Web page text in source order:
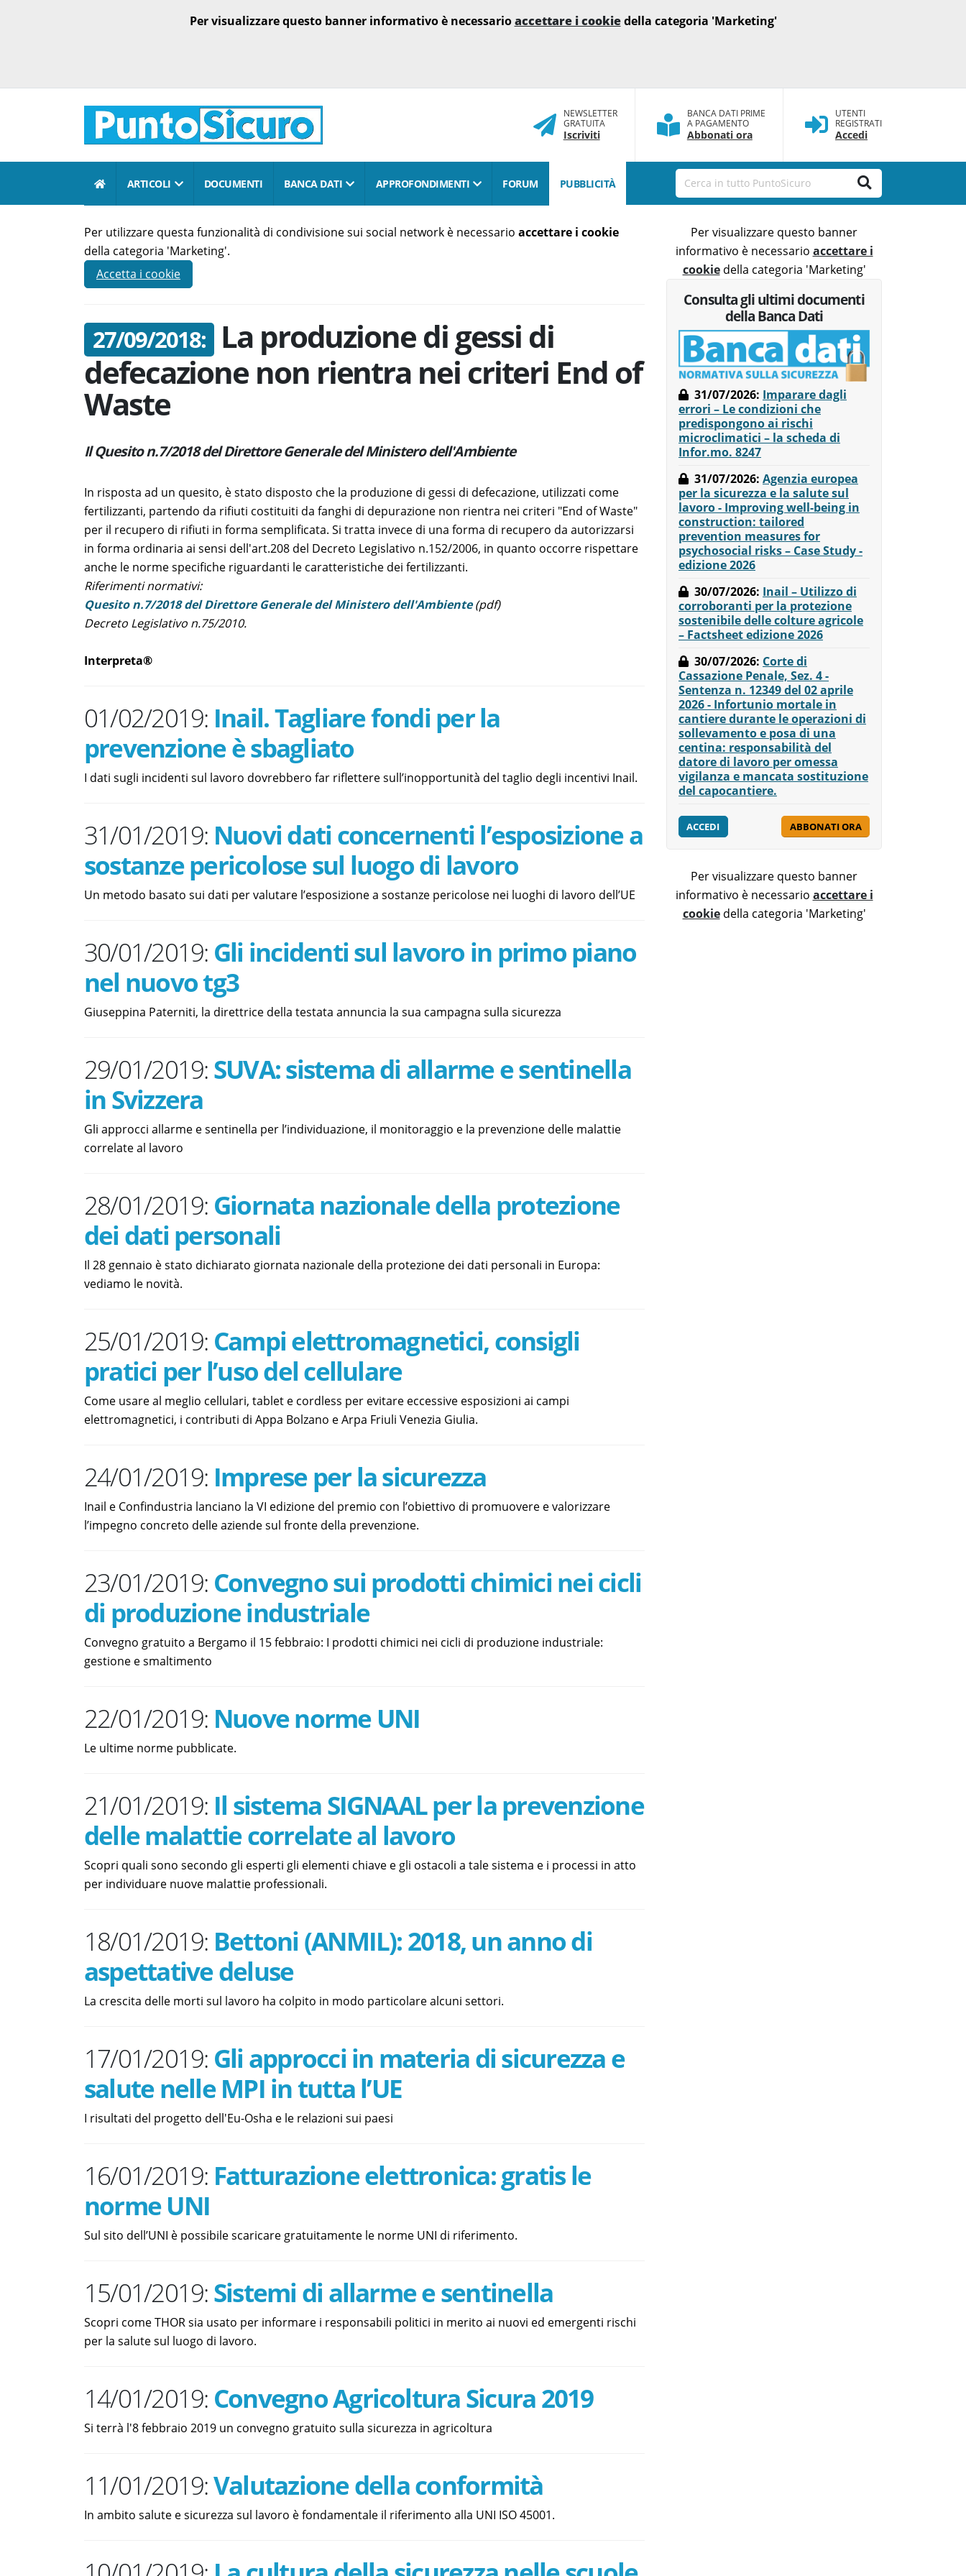
Per visualizzare questo banner informativo è necessarioaccettare i cookiedella categoria 'Marketing'
NEWSLETTER
GRATUITA
Iscriviti
BANCA DATI PRIME
A PAGAMENTO
Abbonati ora
UTENTI
REGISTRATI
Accedi
ARTICOLI DOCUMENTI BANCA DATI APPROFONDIMENTI FORUM PUBBLICITÀ
Per utilizzare questa funzionalità di condivisione sui social network è necessario accettare i cookie
della categoria 'Marketing'.
Accetta i cookie
27/09/2018: La produzione di gessi di
defecazione non rientra nei criteri End of
Waste
Il Quesito n.7/2018 del Direttore Generale del Ministero dell'Ambiente
In risposta ad un quesito, è stato disposto che la produzione di gessi di defecazione, utilizzati come
fertilizzanti, partendo da rifiuti costituiti da fanghi di depurazione non rientra nei criteri "End of Waste"
per il recupero di rifiuti in forma semplificata. Si tratta invece di una forma di recupero da autorizzarsi
in forma ordinaria ai sensi dell'art.208 del Decreto Legislativo n.152/2006, in quanto occorre rispettare
anche le norme specifiche riguardanti le caratteristiche dei fertilizzanti.
Riferimenti normativi:
Quesito n.7/2018 del Direttore Generale del Ministero dell'Ambiente(pdf)
Decreto Legislativo n.75/2010.
Interpreta®
01/02/2019: Inail. Tagliare fondi per la
prevenzione è sbagliato
I dati sugli incidenti sul lavoro dovrebbero far riflettere sull’inopportunità del taglio degli incentivi Inail.
31/01/2019: Nuovi dati concernenti l’esposizione a
sostanze pericolose sul luogo di lavoro
Un metodo basato sui dati per valutare l’esposizione a sostanze pericolose nei luoghi di lavoro dell’UE
30/01/2019: Gli incidenti sul lavoro in primo piano
nel nuovo tg3
Giuseppina Paterniti, la direttrice della testata annuncia la sua campagna sulla sicurezza
29/01/2019:SUVA: sistema di allarme e sentinella
in Svizzera
Gli approcci allarme e sentinella per l’individuazione, il monitoraggio e la prevenzione delle malattie
correlate al lavoro
28/01/2019: Giornata nazionale della protezione
dei dati personali
Il 28 gennaio è stato dichiarato giornata nazionale della protezione dei dati personali in Europa:
vediamo le novità.
25/01/2019: Campi elettromagnetici, consigli
pratici per l’uso del cellulare
Come usare al meglio cellulari, tablet e cordless per evitare eccessive esposizioni ai campi
elettromagnetici, i contributi di Appa Bolzano e Arpa Friuli Venezia Giulia.
24/01/2019: Imprese per la sicurezza
Inail e Confindustria lanciano la VI edizione del premio con l’obiettivo di promuovere e valorizzare
l’impegno concreto delle aziende sul fronte della prevenzione.
23/01/2019: Convegno sui prodotti chimici nei cicli
di produzione industriale
Convegno gratuito a Bergamo il 15 febbraio: I prodotti chimici nei cicli di produzione industriale:
gestione e smaltimento
22/01/2019: Nuove norme UNI
Le ultime norme pubblicate.
21/01/2019: Il sistema SIGNAAL per la prevenzione
delle malattie correlate al lavoro
Scopri quali sono secondo gli esperti gli elementi chiave e gli ostacoli a tale sistema e i processi in atto
per individuare nuove malattie professionali.
18/01/2019: Bettoni (ANMIL): 2018, un anno di
aspettative deluse
La crescita delle morti sul lavoro ha colpito in modo particolare alcuni settori.
17/01/2019: Gli approcci in materia di sicurezza e
salute nelle MPI in tutta l’UE
I risultati del progetto dell'Eu-Osha e le relazioni sui paesi
16/01/2019: Fatturazione elettronica: gratis le
norme UNI
Sul sito dell’UNI è possibile scaricare gratuitamente le norme UNI di riferimento.
15/01/2019:Sistemi di allarme e sentinella
Scopri come THOR sia usato per informare i responsabili politici in merito ai nuovi ed emergenti rischi
per la salute sul luogo di lavoro.
14/01/2019: Convegno Agricoltura Sicura 2019
Si terrà l'8 febbraio 2019 un convegno gratuito sulla sicurezza in agricoltura
11/01/2019:Valutazione della conformità
In ambito salute e sicurezza sul lavoro è fondamentale il riferimento alla UNI ISO 45001.
Per visualizzare questo banner
informativo è necessario accettare i
cookiedella categoria 'Marketing'
Consulta gli ultimi documenti
della Banca Dati
31/07/2026: Imparare dagli
errori – Le condizioni che
predispongono ai rischi
microclimatici – la scheda di
Infor.mo. 8247
31/07/2026: Agenzia europea
per la sicurezza e la salute sul
lavoro - Improving well-being in
construction: tailored
prevention measures for
psychosocial risks – Case Study -
edizione 2026
30/07/2026: Inail – Utilizzo di
corroboranti per la protezione
sostenibile delle colture agricole
– Factsheet edizione 2026
30/07/2026: Corte di
Cassazione Penale, Sez. 4 -
Sentenza n. 12349 del 02 aprile
2026 - Infortunio mortale in
cantiere durante le operazioni di
sollevamento e posa di una
centina: responsabilità del
datore di lavoro per omessa
vigilanza e mancata sostituzione
del capocantiere.
ACCEDI ABBONATI ORA
Per visualizzare questo banner
informativo è necessario accettare i
cookiedella categoria 'Marketing'